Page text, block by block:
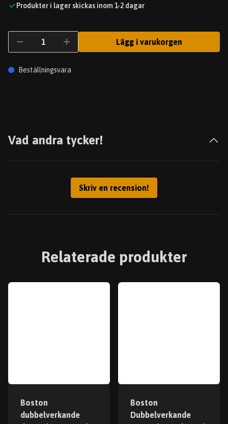
Produkter i lager skickas inom 1-2 dagar
Lägg i varukorgen
Beställningsvara
Vad andra tycker!
Skriv en recension!
Relaterade produkter
Boston
dubbelverkande
Boston
Dubbelverkande